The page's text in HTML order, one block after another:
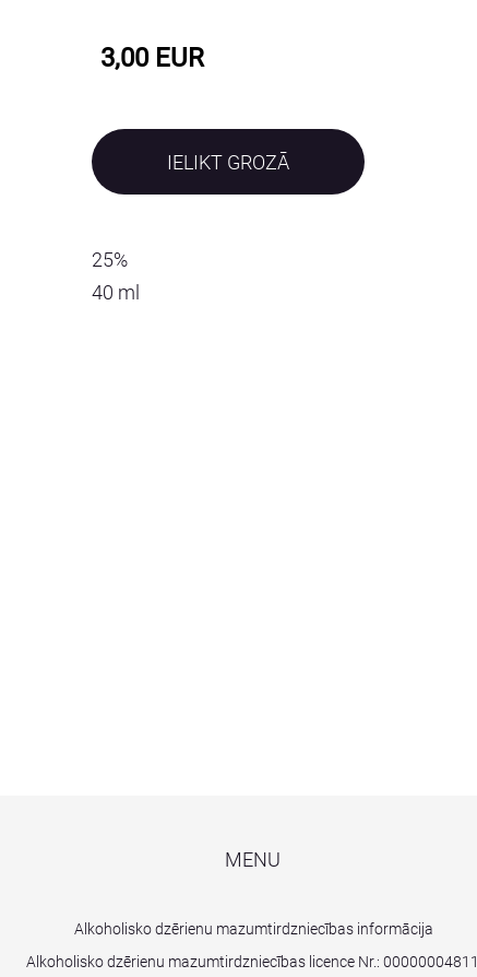
3,00 EUR
IELIKT GROZĀ
25%
40 ml
MENU
Alkoholisko dzērienu mazumtirdzniecības informācija
Alkoholisko dzērienu mazumtirdzniecības licence Nr.: 00000004811